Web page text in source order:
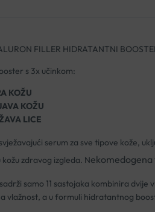
FILLER HIDRATANTNI
s 3x učinkom:
KOŽU
KOŽU
LICE
serum za sve tipove kože,
zdravog izgleda. N
samo 11 sastojaka kombinira
vlažnost, a u formuli hidratantnog